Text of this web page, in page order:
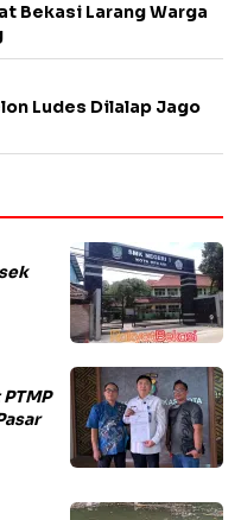
Bekasi Larang Warga
Ludes Dilalap Jago